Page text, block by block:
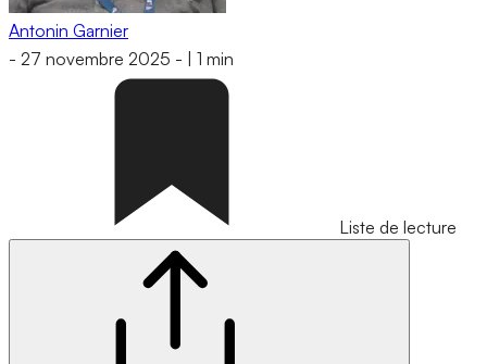
Antonin Garnier
- 27 novembre 2025 - 1 min
Liste de lecture